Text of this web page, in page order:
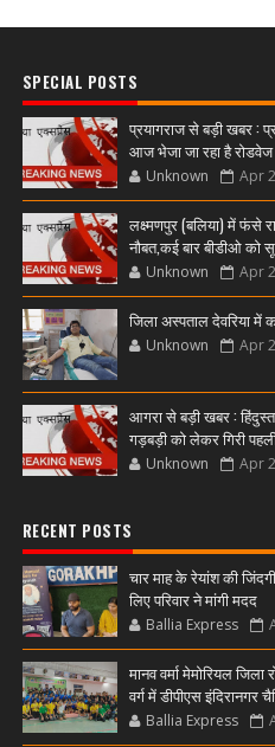
SPECIAL POSTS
प्रयागराज से बड़ी खबर :
आज भेजा जा रहा है
Unknown Apr
लक्ष्मणपुर (बलिया) में फंसे
नौबत,कई बार बीडीओ को
Unknown Apr
जिला अस्पताल देवरिया में
Unknown Apr
आगरा से बड़ी खबर :
गड़बड़ी को लेकर गिरी
Unknown Apr
RECENT POSTS
चार माह के रेयांश की
लिए परिवार ने मांगी मदद
Ballia Express
मानव वर्मा मेमोरियल जिला
वर्ग में डीपीएस इंदिरानगर
Ballia Express